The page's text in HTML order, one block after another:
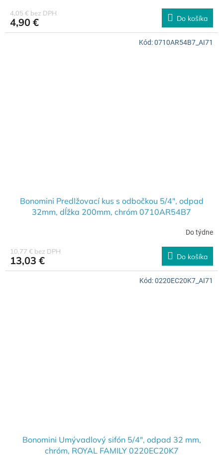
4,05 € bez DPH
4,90 € Do košíka
Bonomini Predlžovací kus s odbočkou 5/4", odpad
32mm, dĺžka 200mm, chróm 0710AR54B7
Do týdne
10,77 € bez DPH
13,03 € Do košíka
Kód:0710AR54B7_AI71
Bonomini Umývadlový sifón 5/4", odpad 32 mm,
chróm, ROYAL FAMILY 0220EC20K7
Kód:0220EC20K7_AI71